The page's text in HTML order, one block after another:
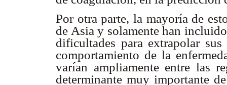
Por otra parte, la mayoría de
de Asia y solamente han
dificultades para extrapolar
comportamiento de la
varían ampliamente entre las
determinante muy importante